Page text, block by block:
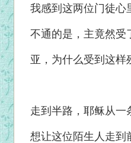
我感到这两位门徒心
不通的是，主竟然受
亚，为什么受到这样
走到半路，耶稣从一
想让这位陌生人走到